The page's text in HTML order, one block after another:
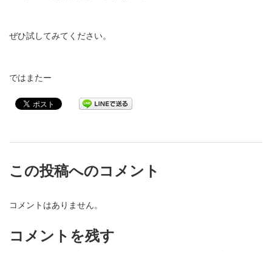
ぜひ試してみてください。
ではまたー
この投稿へのコメント
コメントはありません。
コメントを残す